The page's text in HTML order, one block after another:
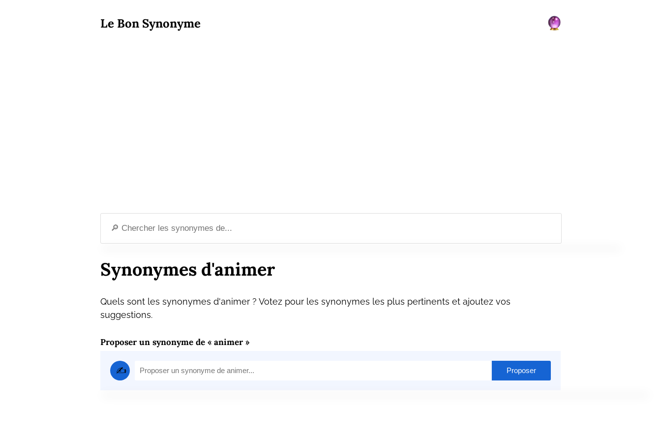
Le Bon Synonyme
Synonymes d'animer
Quels sont les synonymes d'animer ? Votez pour les synonymes les plus pertinents et ajoutez vos
suggestions.
Proposer un synonyme de « animer »
✍️